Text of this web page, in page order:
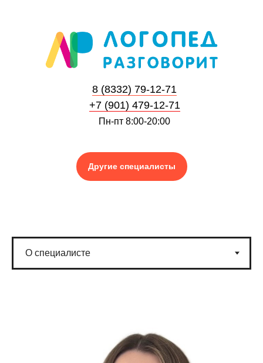
8 (8332) 79-12-71
+7 (901) 479-12-71
Пн-пт 8:00-20:00
Другие специалисты